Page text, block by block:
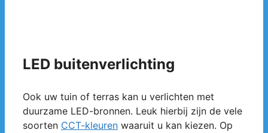
LED buitenverlichting
Ook uw tuin of terras kan u verlichten met
duurzame LED-bronnen. Leuk hierbij zijn de vele
soorten CCT-kleuren waaruit u kan kiezen. Op